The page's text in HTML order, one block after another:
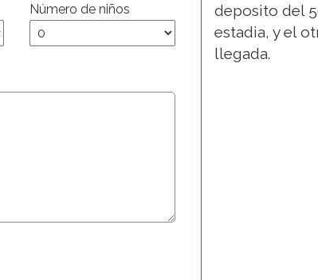
Número de niños
deposito del
estadia, y el
llegada.